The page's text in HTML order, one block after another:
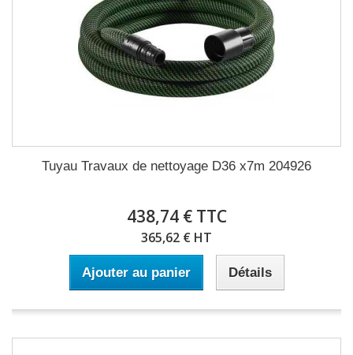
Tuyau Travaux de nettoyage D36 x7m 204926
438,74 € TTC
365,62 € HT
Ajouter au panier Détails